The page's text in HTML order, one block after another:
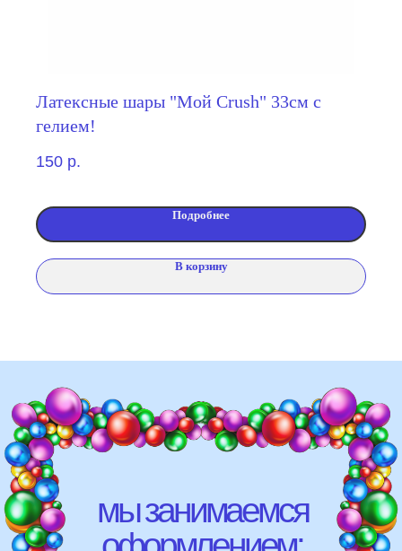
Латексные шары "Мой Crush" 33см с
гелием!
150 р.
Подробнее
В корзину
мероприятий (от детских до
свадебных торжеств)
школ, детских садов, салонов
различных площадок (лофты,
рестораны, магазины)